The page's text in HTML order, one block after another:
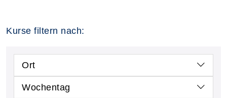
Kurse filtern nach:
Ort
Wochentag